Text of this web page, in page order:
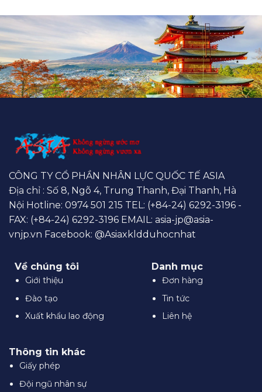
CÔNG TY CỔ PHẦN NHÂN LỰC QUỐC TẾ ASIA
Địa chỉ : Số 8, Ngõ 4, Trung Thanh, Đại Thanh, Hà
Nội Hotline: 0974 501 215 TEL: (+84-24) 6292-3196 -
FAX: (+84-24) 6292-3196 EMAIL: asia-jp@asia-
vnjp.vn Facebook: @Asiaxkldduhocnhat
Về chúng tôi
Giới thiệu
Đào tạo
Xuất khẩu lao động
Danh mục
Đơn hàng
Tin tức
Liên hệ
Thông tin khác
Giấy phép
Đội ngũ nhân sự